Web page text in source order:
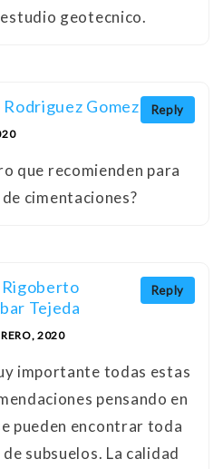
geotecnico.
Reply
Gomez
que recomienden para
cimentaciones?
Reply
Rigoberto
Tejeda
2020
importante todas estas
pensando en
pueden encontrar toda
de subsuelos. La calidad